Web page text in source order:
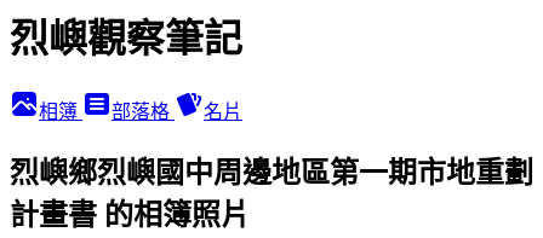
烈嶼觀察筆記
相簿 部落格 名片
烈嶼鄉烈嶼國中周邊地區第一期市地重劃
計畫書 的相簿照片